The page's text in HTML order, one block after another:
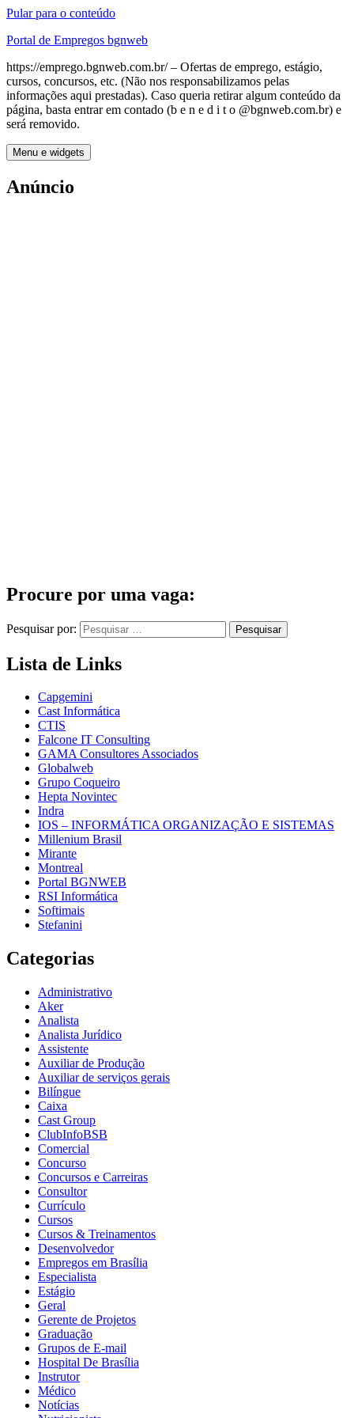
Pular para o conteúdo
Portal de Empregos bgnweb
https://emprego.bgnweb.com.br/ – Ofertas de emprego, estágio,
cursos, concursos, etc. (Não nos responsabilizamos pelas
informações aqui prestadas). Caso queria retirar algum conteúdo da
página, basta entrar em contado (b e n e d i t o @bgnweb.com.br) e
será removido.
Menu e widgets
Anúncio
Procure por uma vaga:
Pesquisar por:
Lista de Links
Capgemini
Cast Informática
CTIS
Falcone IT Consulting
GAMA Consultores Associados
Globalweb
Grupo Coqueiro
Hepta Novintec
Indra
IOS – INFORMÁTICA ORGANIZAÇÃO E SISTEMAS
Millenium Brasil
Mirante
Montreal
Portal BGNWEB
RSI Informática
Softimais
Stefanini
Categorias
Administrativo
Aker
Analista
Analista Jurídico
Assistente
Auxiliar de Produção
Auxiliar de serviços gerais
Bilíngue
Caixa
Cast Group
ClubInfoBSB
Comercial
Concurso
Concursos e Carreiras
Consultor
Currículo
Cursos
Cursos & Treinamentos
Desenvolvedor
Empregos em Brasília
Especialista
Estágio
Geral
Gerente de Projetos
Graduação
Grupos de E-mail
Hospital De Brasília
Instrutor
Médico
Notícias